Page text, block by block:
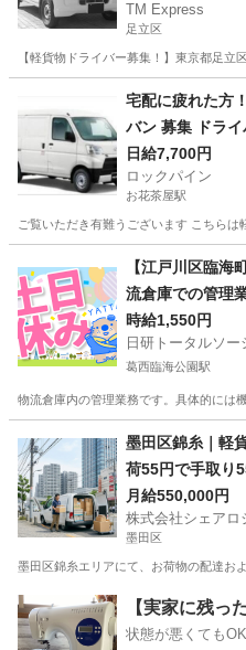
TM Express
足立区
【軽貨物ドライバー募集！】東京都足
ドライバー 社
宅配に疲れた方
バン 募集 ドラ
日給7,700円
ロックパイン
お花茶屋駅
ご覧いただき有難うございます こちら
お花茶屋駅 ド
【江戸川区臨
流倉庫での管理
時給1,550円
日研トータルソ
葛西臨海公園駅
物流倉庫内の管理業務です。具体的には
葛西臨海公園駅
墨田区錦糸｜軽
荷55円で手取り
月給550,000円
株式会社シェアロ
墨田区
墨田区錦糸エリアにて、お荷物の配達お
墨田区 ドライバー 手
【実家に残っ
状態が悪くても